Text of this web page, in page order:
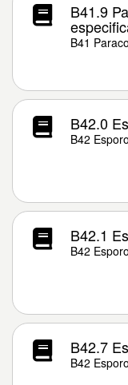
B41.9
B41
B42.0
B42
B42.1
B42
B42.7
B42